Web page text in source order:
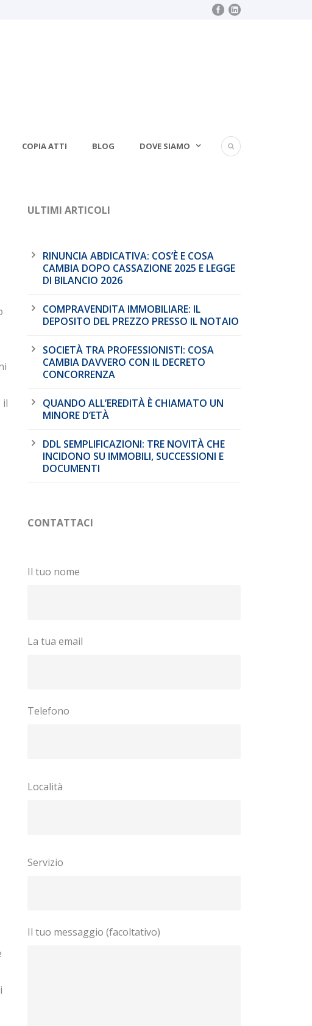
COPIA ATTI BLOG DOVE SIAMO
il
ULTIMI ARTICOLI
RINUNCIA ABDICATIVA: COS’È E COSA
CAMBIA DOPO CASSAZIONE 2025 E LEGGE
DI BILANCIO 2026
COMPRAVENDITA IMMOBILIARE: IL
DEPOSITO DEL PREZZO PRESSO IL NOTAIO
SOCIETÀ TRA PROFESSIONISTI: COSA
CAMBIA DAVVERO CON IL DECRETO
CONCORRENZA
QUANDO ALL’EREDITÀ È CHIAMATO UN
MINORE D’ETÀ
DDL SEMPLIFICAZIONI: TRE NOVITÀ CHE
INCIDONO SU IMMOBILI, SUCCESSIONI E
DOCUMENTI
CONTATTACI
Il tuo nome
La tua email
Telefono
Località
Servizio
Il tuo messaggio (facoltativo)